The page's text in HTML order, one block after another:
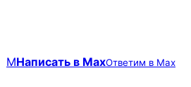
MНаписать в MaxОтветим в Max